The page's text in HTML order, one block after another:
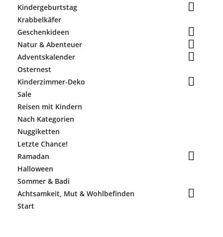
Kindergeburtstag 
Krabbelkäfer
Geschenkideen

Natur & Abenteuer 
Adventskalender 
Osternest
Kinderzimmer-Deko

Sale
Reisen mit Kindern
Nach Kategorien
Nuggiketten
Letzte Chance!
Ramadan

Halloween
Sommer & Badi
Achtsamkeit, Mut & Wohlbefinden

Start